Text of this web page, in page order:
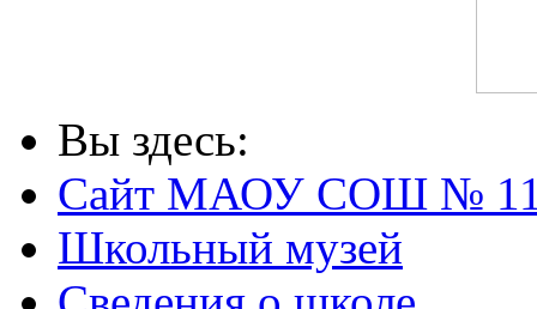
Вы здесь:
Сайт МАОУ СОШ №
Школьный музей